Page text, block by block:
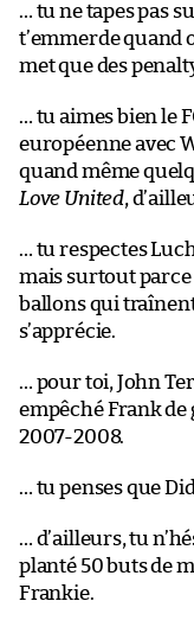
… tu ne tapes pas
t’emmerde quand
met que des
… tu aimes bien le
européenne avec
quand même
Love United,
… tu respectes
mais surtout parce
ballons qui traînent
s’apprécie.
… pour toi, John
empêché Frank de
2007-2008.
… tu penses que
… d’ailleurs, tu
planté 50 buts de
Frankie.